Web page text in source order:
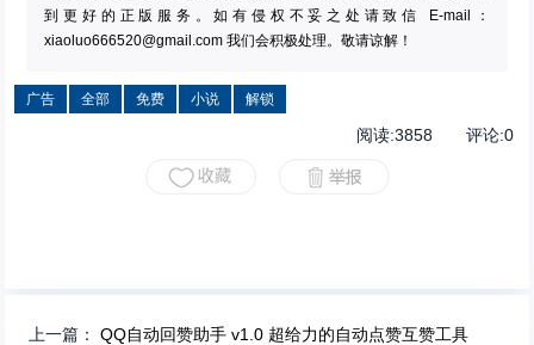
到更好的正版服务。如有侵权不妥之处请致信 E-mail：
xiaoluo666520@gmail.com 我们会积极处理。敬请谅解！
广告 全部 免费 小说 解锁
阅读:3858 评论:0
上一篇：QQ自动回赞助手 v1.0 超给力的自动点赞互赞工具